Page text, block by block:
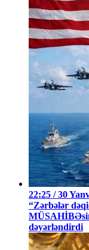
22:25 / 30
“Zərbələr
dəyərləndirdi